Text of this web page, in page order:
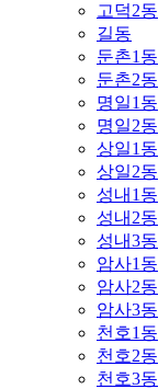
고덕2동
길동
둔촌1동
둔촌2동
명일1동
명일2동
상일1동
상일2동
성내1동
성내2동
성내3동
암사1동
암사2동
암사3동
천호1동
천호2동
천호3동